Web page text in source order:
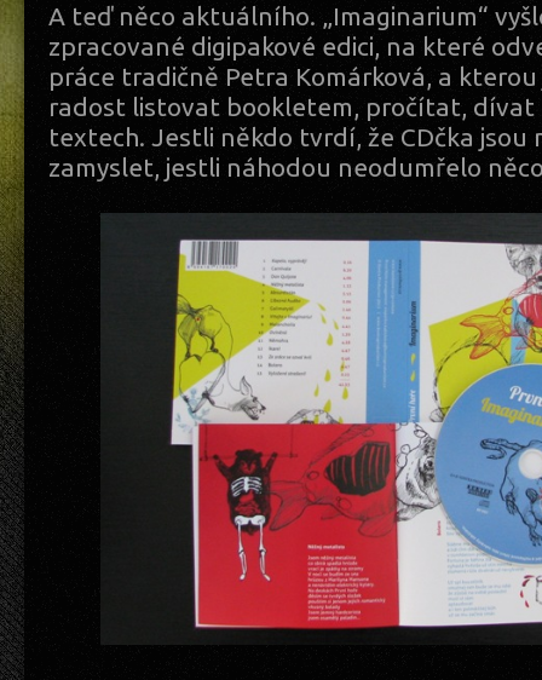
A teď něco aktuálního. „Imaginarium“
zpracované digipakové edici, na které
práce tradičně Petra Komárková, a
radost listovat bookletem, pročítat, dívat
textech. Jestli někdo tvrdí, že CDčka jsou
zamyslet, jestli náhodou neodumřelo